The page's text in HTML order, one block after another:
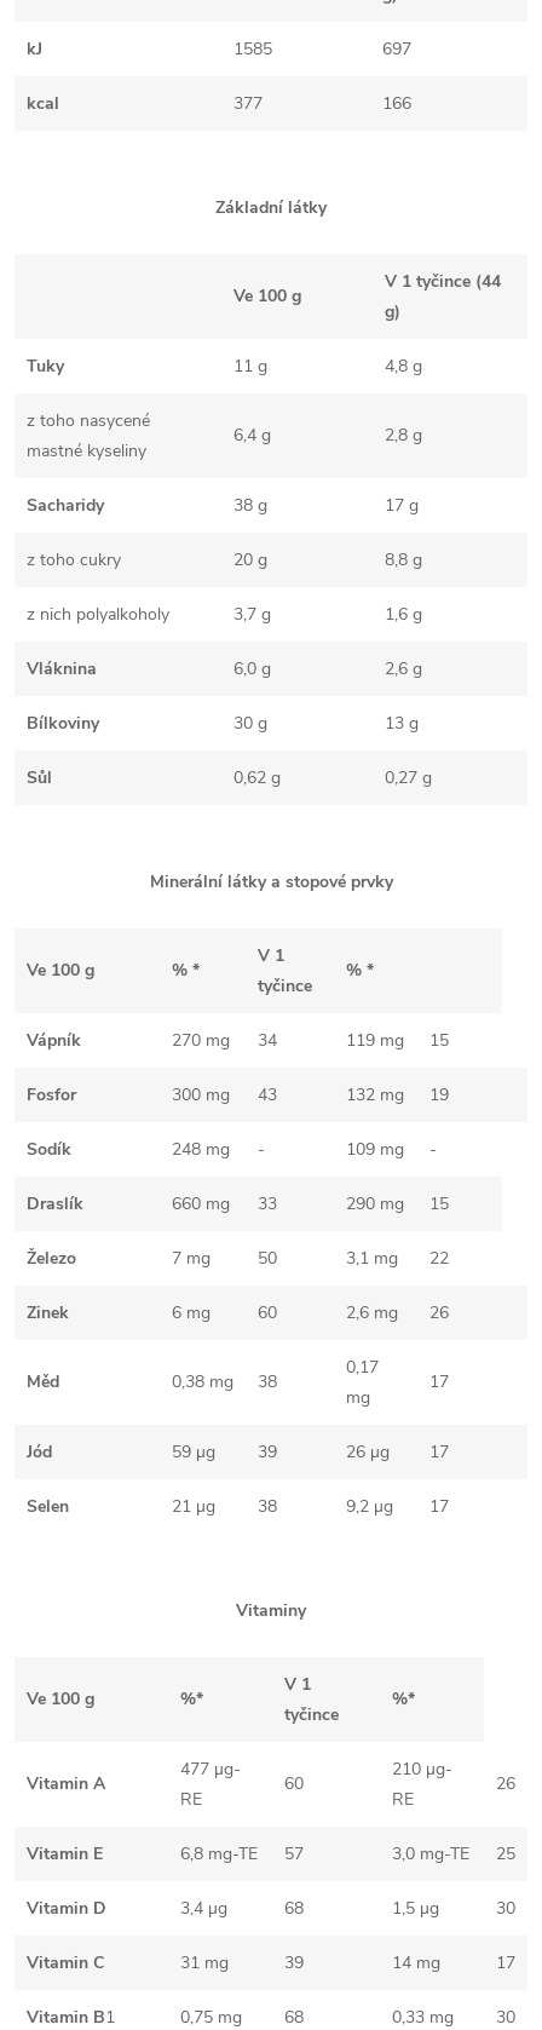
kJ 1585 697
kcal 377 166
Základní látky
Ve 100 g
V 1 tyčince (44
g)
Tuky 11 g 4,8 g
z toho nasycené
mastné kyseliny
6,4 g 2,8 g
Sacharidy 38 g 17 g
z toho cukry 20 g 8,8 g
z nich polyalkoholy 3,7 g 1,6 g
Vláknina 6,0 g 2,6 g
Bílkoviny 30 g 13 g
Sůl 0,62 g 0,27 g
Minerální látky a stopové prvky
Ve 100 g % *
V 1
tyčince
% *
Vápník 270 mg 34 119 mg 15
Fosfor 300 mg 43 132 mg 19
Sodík 248 mg - 109 mg -
Draslík 660 mg 33 290 mg 15
Železo 7 mg 50 3,1 mg 22
Zinek 6 mg 60 2,6 mg 26
Měd 0,38 mg 38
0,17
mg
17
Jód 59 µg 39 26 µg 17
Selen 21 µg 38 9,2 µg 17
Vitaminy
Ve 100 g %*
V 1
tyčince
%*
Vitamin A
477 µg-
RE
60
210 µg-
RE
26
Vitamin E 6,8 mg-TE 57 3,0 mg-TE 25
Vitamin D 3,4 µg 68 1,5 µg 30
Vitamin C 31 mg 39 14 mg 17
Vitamin B1 0,75 mg 68 0,33 mg 30